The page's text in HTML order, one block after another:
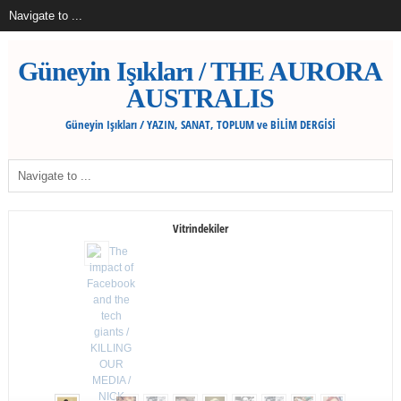
Güneyin Işıkları / THE AURORA
AUSTRALIS
Güneyin Işıkları / YAZIN, SANAT, TOPLUM ve BİLİM DERGİSİ
Vitrindekiler